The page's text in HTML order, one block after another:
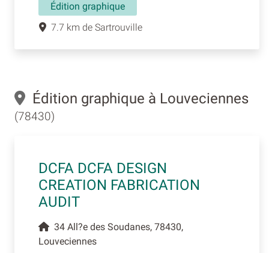
Édition graphique
7.7 km de Sartrouville
Édition graphique à Louveciennes
(78430)
DCFA DCFA DESIGN
CREATION FABRICATION
AUDIT
34 All?e des Soudanes, 78430,
Louveciennes